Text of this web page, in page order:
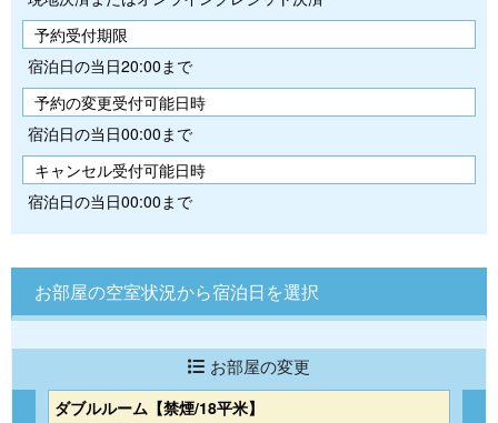
予約受付期限
宿泊日の当日20:00まで
予約の変更受付可能日時
宿泊日の当日00:00まで
キャンセル受付可能日時
宿泊日の当日00:00まで
お部屋の空室状況から宿泊日を選択
お部屋の変更
ダブルルーム【禁煙/18平米】